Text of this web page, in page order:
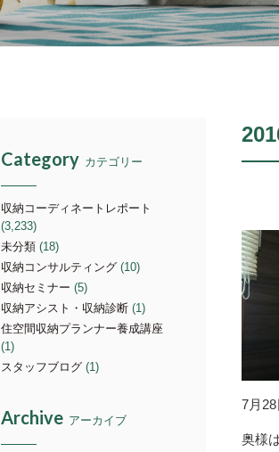
7月
奥様
Category カテゴリー
収納コーディネートレポート
(3,233)
未分類 (18)
収納コンサルティング (10)
収納セミナー (5)
収納アシスト・収納診断 (1)
住空間収納プランナー養成講座
(1)
スタッフブログ (1)
Archive アーカイブ